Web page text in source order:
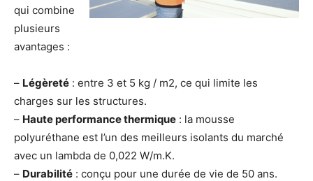
qui combine
plusieurs
avantages :
– Légèreté : entre 3 et 5 kg / m2, ce qui limite les
charges sur les structures.
– Haute performance thermique : la mousse
polyuréthane est l’un des meilleurs isolants du marché
avec un lambda de 0,022 W/m.K.
– Durabilité : conçu pour une durée de vie de 50 ans.